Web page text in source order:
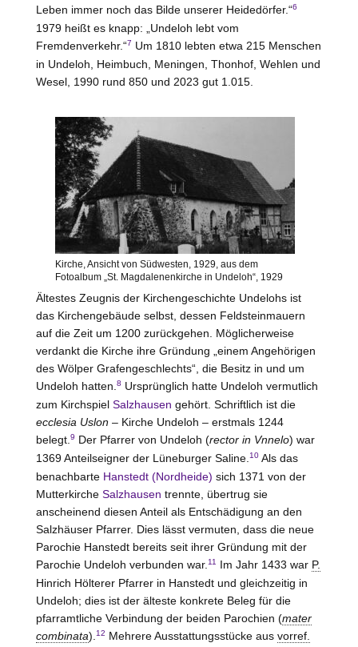
Leben immer noch das Bilde unserer Heidedörfer.“6
1979 heißt es knapp: „Undeloh lebt vom
Fremdenverkehr.“7 Um 1810 lebten etwa 215 Menschen
in Undeloh, Heimbuch, Meningen, Thonhof, Wehlen und
Wesel, 1990 rund 850 und 2023 gut 1.015.
Kirche, Ansicht von Südwesten, 1929, aus dem
Fotoalbum „St. Magdalenenkirche in Undeloh“, 1929
Ältestes Zeugnis der Kirchengeschichte Undelohs ist
das Kirchengebäude selbst, dessen Feldsteinmauern
auf die Zeit um 1200 zurückgehen. Möglicherweise
verdankt die Kirche ihre Gründung „einem Angehörigen
des Wölper Grafengeschlechts“, die Besitz in und um
Undeloh hatten.8 Ursprünglich hatte Undeloh vermutlich
zum Kirchspiel Salzhausen gehört. Schriftlich ist die
ecclesia Uslon – Kirche Undeloh – erstmals 1244
belegt.9 Der Pfarrer von Undeloh (rector in Vnnelo) war
1369 Anteilseigner der Lüneburger Saline.10Als das
benachbarte Hanstedt (Nordheide) sich 1371 von der
Mutterkirche Salzhausen trennte, übertrug sie
anscheinend diesen Anteil als Entschädigung an den
Salzhäuser Pfarrer. Dies lässt vermuten, dass die neue
Parochie Hanstedt bereits seit ihrer Gründung mit der
Parochie Undeloh verbunden war.11 Im Jahr 1433 war P.
Hinrich Hölterer Pfarrer in Hanstedt und gleichzeitig in
Undeloh; dies ist der älteste konkrete Beleg für die
pfarramtliche Verbindung der beiden Parochien (mater
combinata).12 Mehrere Ausstattungsstücke aus vorref.